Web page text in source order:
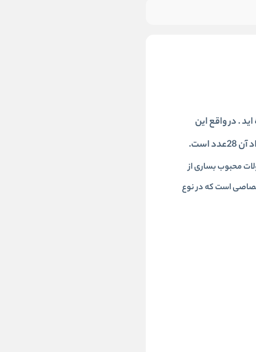
اید . در واقع این
است.
محبوب بساری از
است که در نوع